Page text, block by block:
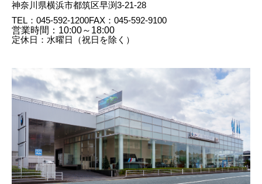
神奈川県横浜市都筑区早渕3-21-28
TEL：045-592-1200FAX：045​-592​-9100
営業時間：10:00～18:00
定休日：水曜日（祝日を除く）